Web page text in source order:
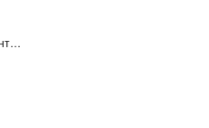
Комплексная защита для Android устройств. G Data Mobile Security предлагает мобильный антивирус, анти-вор с дистанционным управлением, веб-защита от фишинга, фильтр вызовов и SMS, а также родительский контроль